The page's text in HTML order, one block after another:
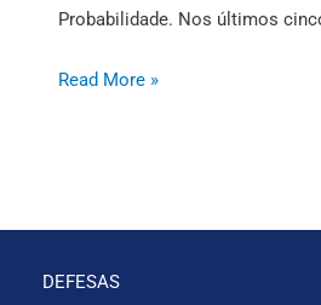
Probabilidade. Nos últimos
Read More »
DEFESAS